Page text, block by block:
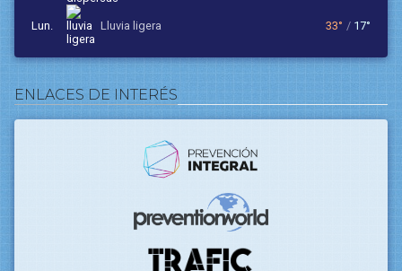
lun. lluvia ligera 33° / 17°
ENLACES DE INTERÉS